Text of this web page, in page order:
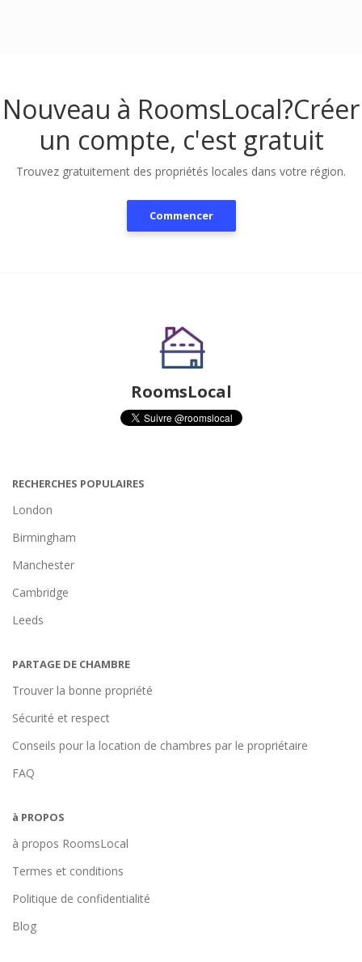
Nouveau à RoomsLocal?Créer
un compte, c'est gratuit
Trouvez gratuitement des propriétés locales dans votre région.
Commencer
RoomsLocal
RECHERCHES POPULAIRES
London
Birmingham
Manchester
Cambridge
Leeds
PARTAGE DE CHAMBRE
Trouver la bonne propriété
Sécurité et respect
Conseils pour la location de chambres par le propriétaire
FAQ
à PROPOS
à propos RoomsLocal
Termes et conditions
Politique de confidentialité
Blog